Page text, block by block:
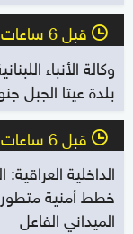
l قبل 6 ساعات
وكالة الأنباء
بلدة عيتا الجبل
l قبل 6 ساعات
الداخلية
خطط أمنية
الميداني الفاعل